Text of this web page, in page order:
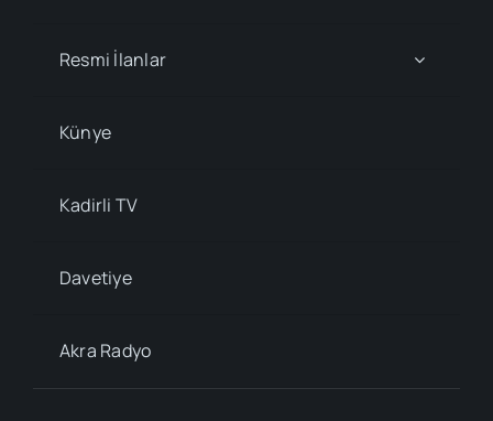
Resmi İlanlar
Künye
Kadirli TV
Davetiye
Akra Radyo